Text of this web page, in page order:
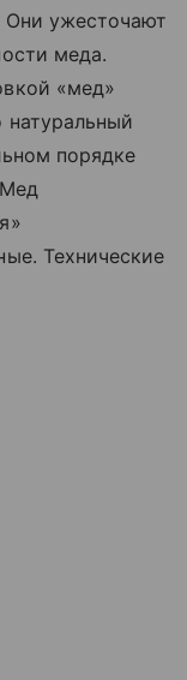
Они ужесточают
меда.
«мед»
натуральный
порядке
Технические